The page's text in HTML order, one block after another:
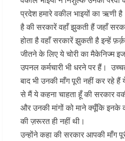
प्रदेश हमारे वकील भाइयों का ऋणी
है की सरकारें वहाँ झुकती हैं जहाँ
होता है वहाँ सरकारें झुकती है इन्हें
जीतने के लिए ये चोरी का मैकेनिज्म
उपनल कर्मचारी भी धरने पर हैं।
बाद भी उनकी माँग पूरी नहीं कर रहे हैं
से मैं ये कहना चाहता हूँ की सरकार
और उनकी मांगों को माने क्यूँकि
की ज़रूरत ही नहीं थी।
उन्होंने कहा की सरकार आपकी माँग